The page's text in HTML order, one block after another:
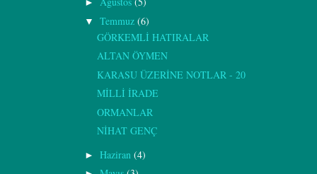
►
▼ Temmuz (6)
GÖRKEMLİ HATIRALAR
ALTAN ÖYMEN
KARASU ÜZERİNE NOTLAR - 20
MİLLİ İRADE
ORMANLAR
NİHAT GENÇ
► Haziran (4)